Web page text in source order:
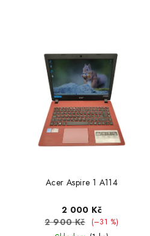
Acer Aspire 1 A114
2 000 Kč
2 900 Kč
(–31 %)